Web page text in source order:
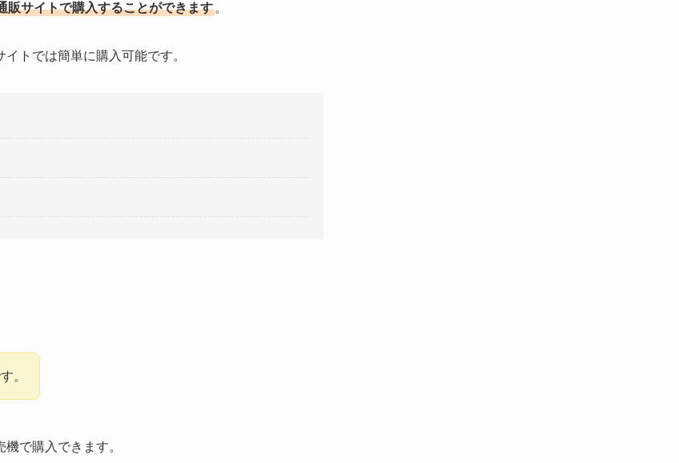
販サイトで購入することができます 。
トでは簡単に購入可能です。
。
で購入できます。